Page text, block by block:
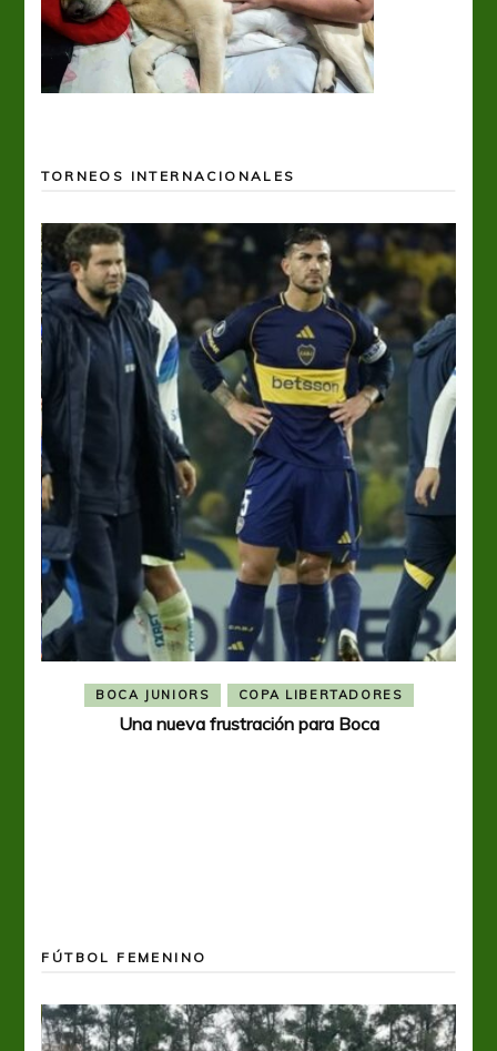
TORNEOS INTERNACIONALES
BOCA JUNIORS COPA LIBERTADORES
Una nueva frustración para Boca
FÚTBOL FEMENINO